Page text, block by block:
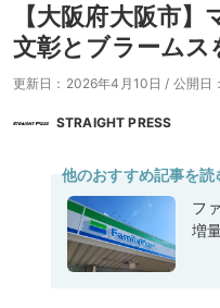
【大阪府大阪市
文彰とブラームス
更新日：2026年4月10日 / 公開日
STRAIGHT PRESS
他のおすすめ記事を読
フ
増